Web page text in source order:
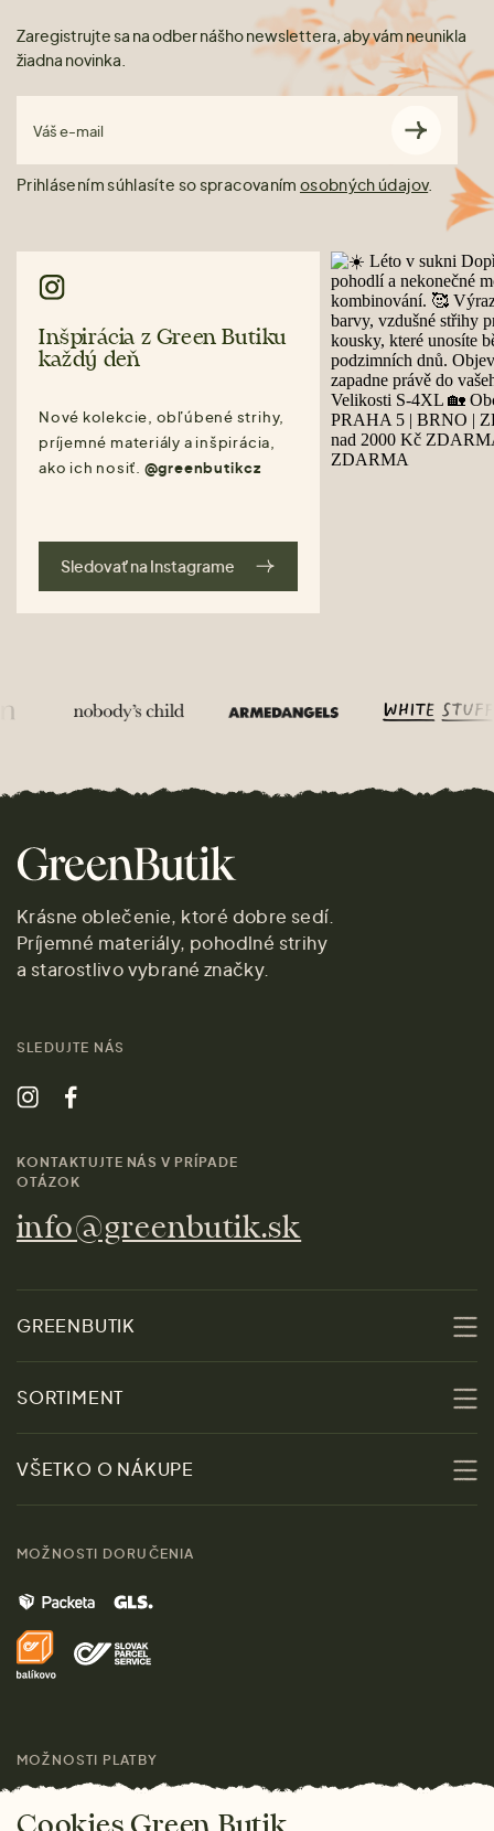
Zaregistrujte sa na odber nášho newslettera, aby vám neunikla
žiadna novinka.
Váš e-mail
Prihlásením súhlasíte so spracovaním osobných údajov.
Inšpirácia z Green Butiku
každý deň
Nové kolekcie, obľúbené strihy,
príjemné materiály a inšpirácia,
ako ich nosiť. @greenbutikcz
Sledovať na Instagrame
Krásne oblečenie, ktoré dobre sedí.
Príjemné materiály, pohodlné strihy
a starostlivo vybrané značky.
SLEDUJTE NÁS
KONTAKTUJTE NÁS V PRÍPADE
OTÁZOK
info@greenbutik.sk
GREENBUTIK
Udržateľnosť
Kontakt
Značky
Pre médiá
SORTIMENT
Zľavy
Ženy
Muži
Domov
Darčeky
VŠETKO O NÁKUPE
Doprava a platba
MOŽNOSTI DORUČENIA
MOŽNOSTI PLATBY